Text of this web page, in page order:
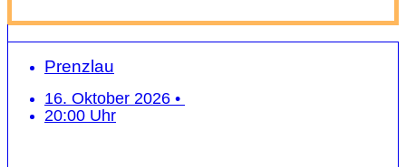
Prenzlau
16. Oktober 2026 •
20:00 Uhr